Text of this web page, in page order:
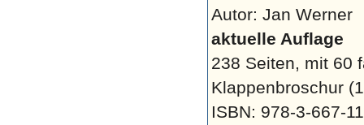
Autor: Jan Werner
aktuelle Auflage
238 Seiten, mit 60
Klappenbroschur
ISBN: 978-3-667-